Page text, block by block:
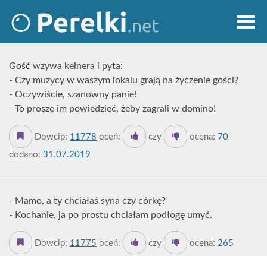
Gość wzywa kelnera i pyta:
- Czy muzycy w waszym lokalu grają na życzenie gości?
- Oczywiście, szanowny panie!
- To proszę im powiedzieć, żeby zagrali w domino!
Dowcip: 11778 oceń: czy ocena: 70
dodano: 31.07.2019
- Mamo, a ty chciałaś syna czy córkę?
- Kochanie, ja po prostu chciałam podłogę umyć.
Dowcip: 11775 oceń: czy ocena: 265